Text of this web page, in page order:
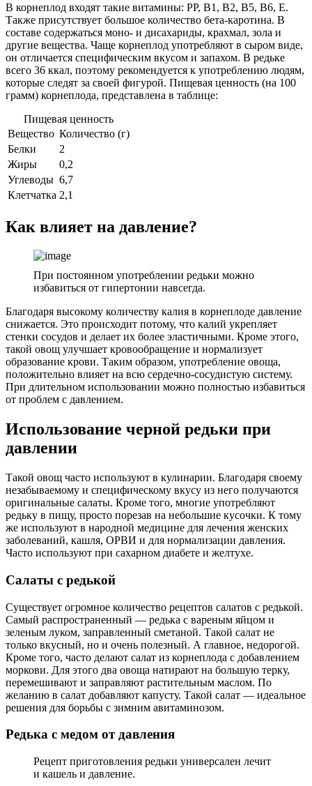
В корнеплод входят такие витамины: РР, В1, В2, В5, В6, Е.
Также присутствует большое количество бета-каротина. В
составе содержаться моно- и дисахариды, крахмал, зола и
другие вещества. Чаще корнеплод употребляют в сыром виде,
он отличается специфическим вкусом и запахом. В редьке
всего 36 ккал, поэтому рекомендуется к употреблению людям,
которые следят за своей фигурой. Пищевая ценность (на 100
грамм) корнеплода, представлена в таблице:
Пищевая ценность
Вещество Количество (г)
Белки
2
Жиры
0,2
Углеводы 6,7
Клетчатка 2,1
Как влияет на давление?
При постоянном употреблении редьки можно
избавиться от гипертонии навсегда.
Благодаря высокому количеству калия в корнеплоде давление
снижается. Это происходит потому, что калий укрепляет
стенки сосудов и делает их более эластичными. Кроме этого,
такой овощ улучшает кровообращение и нормализует
образование крови. Таким образом, употребление овоща,
положительно влияет на всю сердечно-сосудистую систему.
При длительном использовании можно полностью избавиться
от проблем с давлением.
Использование черной редьки при
давлении
Такой овощ часто используют в кулинарии. Благодаря своему
незабываемому и специфическому вкусу из него получаются
оригинальные салаты. Кроме того, многие употребляют
редьку в пищу, просто порезав на небольшие кусочки. К тому
же используют в народной медицине для лечения женских
заболеваний, кашля, ОРВИ и для нормализации давления.
Часто используют при сахарном диабете и желтухе.
Салаты с редькой
Существует огромное количество рецептов салатов с редькой.
Самый распространенный — редька с вареным яйцом и
зеленым луком, заправленный сметаной. Такой салат не
только вкусный, но и очень полезный. А главное, недорогой.
Кроме того, часто делают салат из корнеплода с добавлением
моркови. Для этого два овоща натирают на большую терку,
перемешивают и заправляют растительным маслом. По
желанию в салат добавляют капусту. Такой салат — идеальное
решения для борьбы с зимним авитаминозом.
Редька с медом от давления
Рецепт приготовления редьки универсален лечит
и кашель и давление.